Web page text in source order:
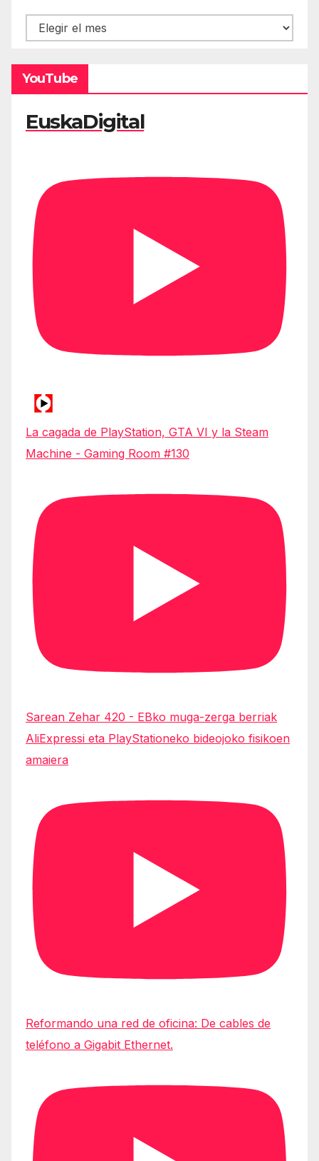
Hemeroteca
YouTube
EuskaDigital
La cagada de PlayStation, GTA VI y la Steam
Machine - Gaming Room #130
Sarean Zehar 420 - EBko muga-zerga berriak
AliExpressi eta PlayStationeko bideojoko fisikoen
amaiera
Reformando una red de oficina: De cables de
teléfono a Gigabit Ethernet.